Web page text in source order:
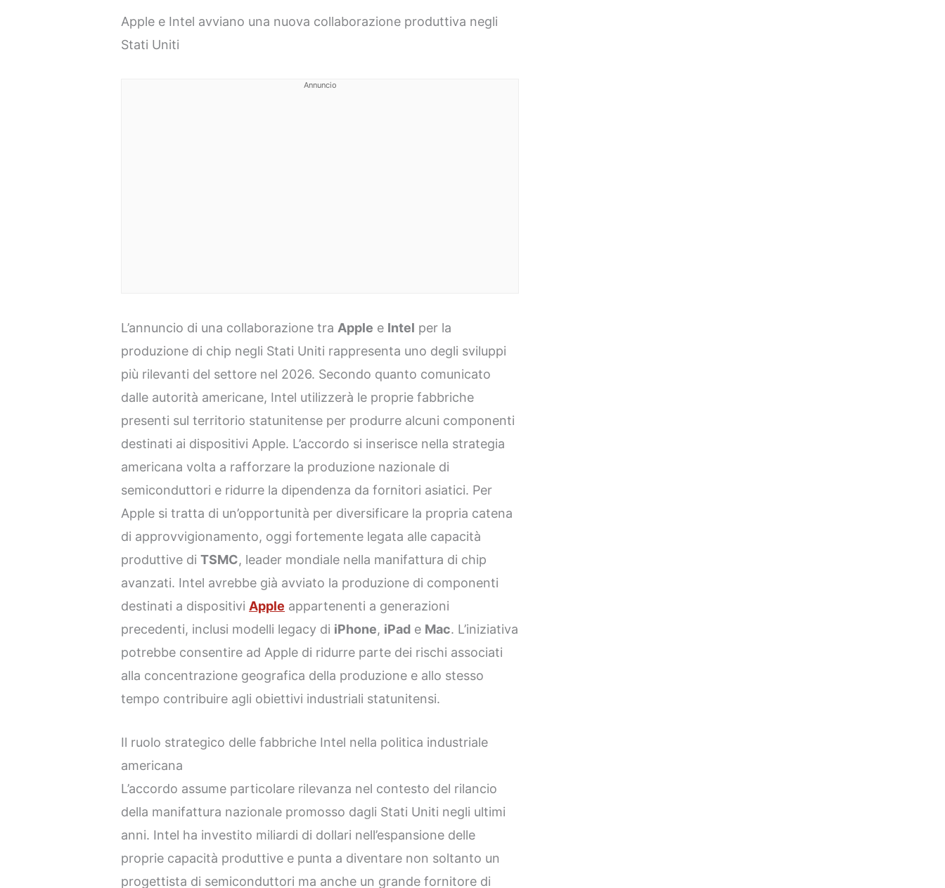
Apple e Intel avviano una nuova collaborazione produttiva negli
Stati Uniti
Annuncio
L’annuncio di una collaborazione traApple e Intel per la
produzione di chip negli Stati Uniti rappresenta uno degli sviluppi
più rilevanti del settore nel 2026. Secondo quanto comunicato
dalle autorità americane, Intel utilizzerà le proprie fabbriche
presenti sul territorio statunitense per produrre alcuni componenti
destinati ai dispositivi Apple. L’accordo si inserisce nella strategia
americana volta a rafforzare la produzione nazionale di
semiconduttori e ridurre la dipendenza da fornitori asiatici. Per
Apple si tratta di un’opportunità per diversificare la propria catena
di approvvigionamento, oggi fortemente legata alle capacità
produttive diTSMC, leader mondiale nella manifattura di chip
avanzati. Intel avrebbe già avviato la produzione di componenti
destinati a dispositiviApple appartenenti a generazioni
precedenti, inclusi modelli legacy di iPhone, iPad e Mac. L’iniziativa
potrebbe consentire ad Apple di ridurre parte dei rischi associati
alla concentrazione geografica della produzione e allo stesso
tempo contribuire agli obiettivi industriali statunitensi.
Il ruolo strategico delle fabbriche Intel nella politica industriale
americana
L’accordo assume particolare rilevanza nel contesto del rilancio
della manifattura nazionale promosso dagli Stati Uniti negli ultimi
anni. Intel ha investito miliardi di dollari nell’espansione delle
proprie capacità produttive e punta a diventare non soltanto un
progettista di semiconduttori ma anche un grande fornitore di